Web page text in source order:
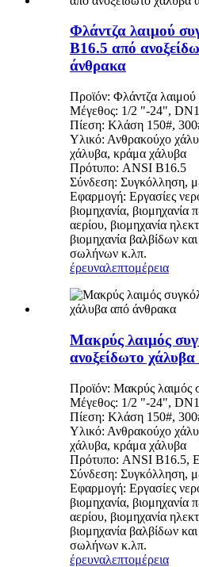
Φλάντζα λαιμού
B16.5 από
άνθρακα
Προϊόν: Φλάντζα
Μέγεθος: 1/2 "-24",
Πίεση: Κλάση 150#,
Υλικό: Ανθρακούχο
χάλυβα, κράμα χάλυβα
Πρότυπο: ANSI B16.5
Σύνδεση: Συγκόλληση,
Εφαρμογή: Εργασίες
βιομηχανία, βιομηχανία
αερίου, βιομηχανία
βιομηχανία βαλβίδων
σωλήνων κ.λπ.
έρευναλεπτομέρεια
Μακρύς λαιμός
ανοξείδωτο
Προϊόν: Μακρύς λαιμός
Μέγεθος: 1/2 "-24",
Πίεση: Κλάση 150#,
Υλικό: Ανθρακούχο
χάλυβα, κράμα χάλυβα
Πρότυπο: ANSI B16.5,
Σύνδεση: Συγκόλληση,
Εφαρμογή: Εργασίες
βιομηχανία, βιομηχανία
αερίου, βιομηχανία
βιομηχανία βαλβίδων
σωλήνων κ.λπ.
έρευναλεπτομέρεια